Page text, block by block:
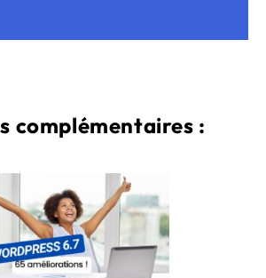
complémentaires :